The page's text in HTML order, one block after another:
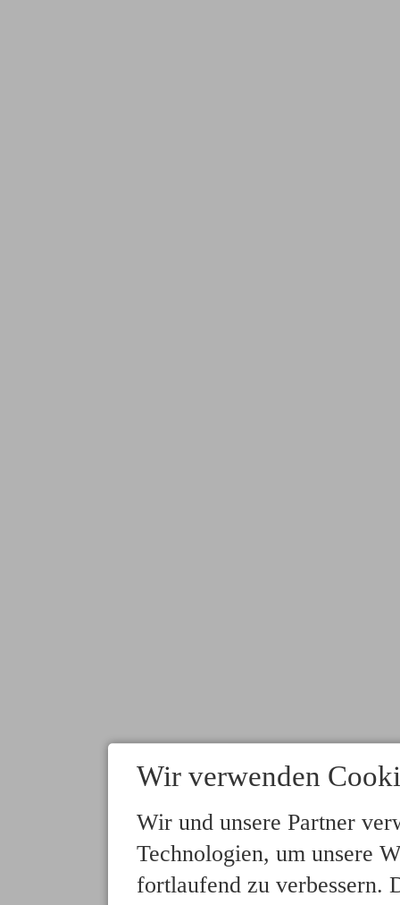
Wir verwenden
Wir und unsere Partner
Technologien, um unsere
fortlaufend zu verbessern.